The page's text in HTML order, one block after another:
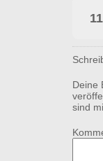
11
Deine
sind